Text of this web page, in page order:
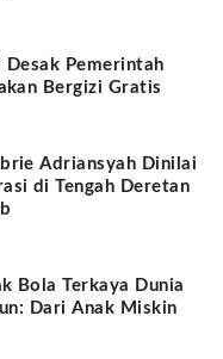
Desak Pemerintah
Bergizi Gratis
Adriansyah Dinilai
di Tengah Deretan
Bola Terkaya Dunia
Dari Anak Miskin